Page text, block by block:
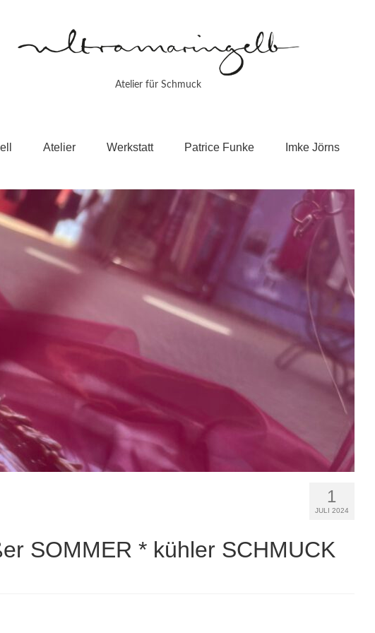
Atelier für Schmuck
Atelier Werkstatt Patrice Funke Imke Jörns
1
JULI 2024
SOMMER * kühler SCHMUCK